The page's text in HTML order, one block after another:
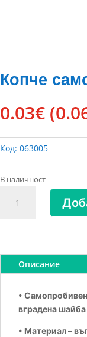
Копче
0.03€
Код: 063005
В наличност
Описание
•
вградена
• Материал –